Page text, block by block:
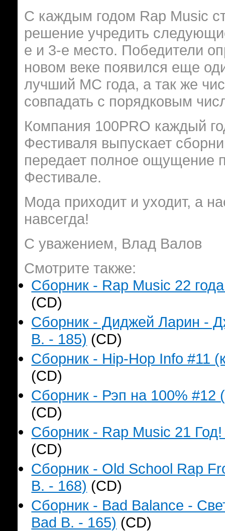
С каждым годом Rap Music
решение учредить
е и 3-е место. Победители
новом веке появился еще
лучший МС года, а так же
совпадать с порядковым
Компания 100PRO каждый
Фестиваля выпускает
передает полное ощущение
Фестивале.
Мода приходит и уходит, а
навсегда!
С уважением, Влад Валов
Смотрите также:
Сборник - Rap Music 22
(CD)
Сборник - Диджей Ларин -
B. - 185) (CD)
Сборник - Hip-Hop Info #11
(CD)
Сборник - Рэп на 100% #12
(CD)
Сборник - Rap Music 21
(CD)
Сборник - Old School Rap
B. - 168) (CD)
Сборник - Bad Balance -
Bad B. - 165) (CD)